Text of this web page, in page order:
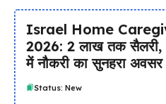
Israel Home
2026: ₹2 लाख तक सैलरी,
में नौकरी का सुनहरा अवसर
Status: New